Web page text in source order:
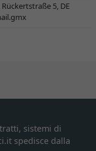
5, DE
sistemi di
spedisce dalla